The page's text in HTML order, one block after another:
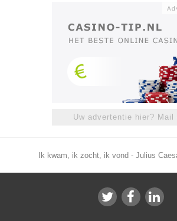
Uw advertentie hier? Mail
Ik kwam, ik zocht, ik vond - Julius